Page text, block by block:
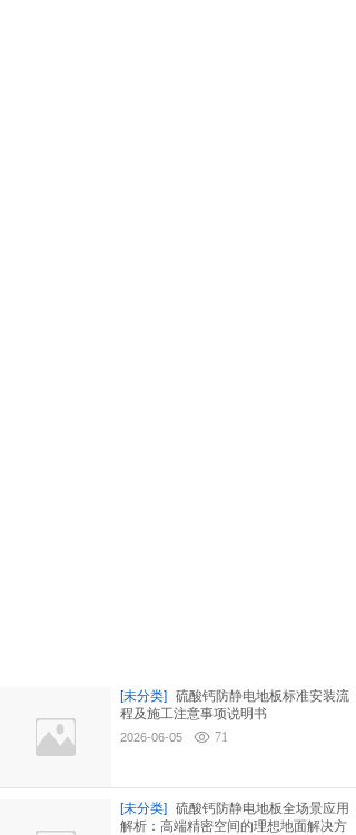
[未分类]
硫酸钙防静电地板标准安装流
程及施工注意事项说明书
2026-06-05 71
[未分类]
硫酸钙防静电地板全场景应用
解析：高端精密空间的理想地面解决方